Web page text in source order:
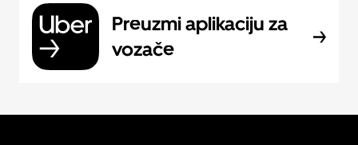
Preuzmi aplikaciju za
vozače